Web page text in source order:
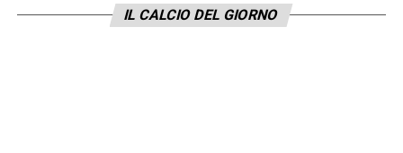
Champions League Asiatica– ma non
IL CALCIO DEL GIORNO